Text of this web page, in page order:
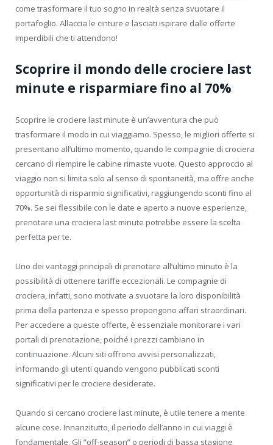
come trasformare il tuo sogno in realtà senza svuotare il
portafoglio. Allaccia le cinture e lasciati ispirare dalle offerte
imperdibili che ti attendono!
Scoprire il mondo delle crociere last
minute e risparmiare fino al 70%
Scoprire le crociere last minute è un’avventura che può
trasformare il modo in cui viaggiamo. Spesso, le migliori offerte si
presentano all’ultimo momento, quando le compagnie di crociera
cercano di riempire le cabine rimaste vuote. Questo approccio al
viaggio non si limita solo al senso di spontaneità, ma offre anche
opportunità di risparmio significativi, raggiungendo sconti fino al
70%. Se sei flessibile con le date e aperto a nuove esperienze,
prenotare una crociera last minute potrebbe essere la scelta
perfetta per te.
Uno dei vantaggi principali di prenotare all’ultimo minuto è la
possibilità di ottenere tariffe eccezionali. Le compagnie di
crociera, infatti, sono motivate a svuotare la loro disponibilità
prima della partenza e spesso propongono affari straordinari.
Per accedere a queste offerte, è essenziale monitorare i vari
portali di prenotazione, poiché i prezzi cambiano in
continuazione. Alcuni siti offrono avvisi personalizzati,
informando gli utenti quando vengono pubblicati sconti
significativi per le crociere desiderate.
Quando si cercano crociere last minute, è utile tenere a mente
alcune cose. Innanzitutto, il periodo dell’anno in cui viaggi è
fondamentale. Gli “off-season” o periodi di bassa stagione